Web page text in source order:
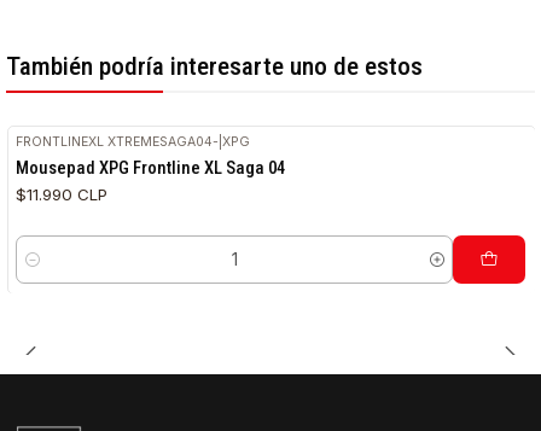
También podría interesarte uno de estos
FRONTLINEXL XTREMESAGA04- |XPG
Mousepad XPG Frontline XL Saga 04
$11.990 CLP
Cantidad